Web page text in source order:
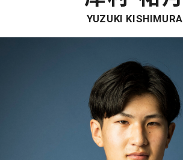
YUZUKI KISHIMURA